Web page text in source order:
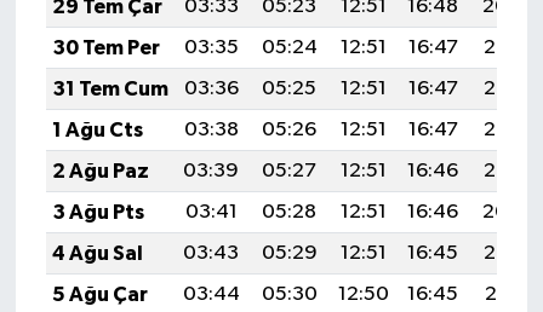
29 Tem Çar
03:33 05:23 12:51 16:48
20:09
30 Tem Per
03:35 05:24 12:51 16:47
20:08
31 Tem Cum
03:36 05:25 12:51 16:47
20:07
1 Ağu Cts
03:38 05:26 12:51 16:47
20:06
2 Ağu Paz
03:39 05:27 12:51 16:46
20:05
3 Ağu Pts
03:41 05:28 12:51 16:46
20:04
4 Ağu Sal
03:43 05:29 12:51 16:45
20:03
5 Ağu Çar
03:44 05:30 12:50 16:45
20:01